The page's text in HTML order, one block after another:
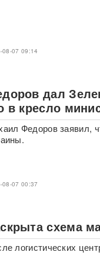
08-07 09:14
дал
в кресло
Федоров заявил,
08-07 00:37
схема
логистических